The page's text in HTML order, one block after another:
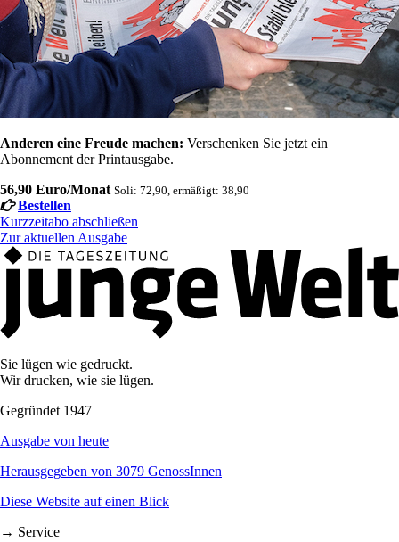
Anderen eine Freude machen: Verschenken Sie jetzt ein
Abonnement der Printausgabe.
56,90 Euro/Monat Soli: 72,90, ermäßigt: 38,90
Bestellen
Kurzzeitabo abschließen
Zur aktuellen Ausgabe
Sie lügen wie gedruckt.
Wir drucken, wie sie lügen.
Gegründet 1947
Ausgabe von heute
Herausgegeben von 3079 GenossInnen
Diese Website auf einen Blick
→ Service